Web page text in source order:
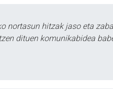
nortasun hitzak jaso eta
dituen komunikabidea